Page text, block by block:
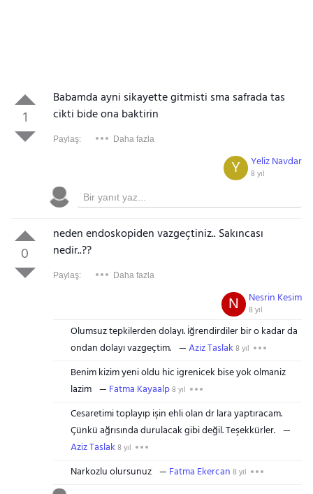
1
Babamda ayni sikayette gitmisti sma safrada tas
cikti bide ona baktirin
Paylaş: Daha fazla
Yeliz Navdar
8 yıl
Y
0
neden endoskopiden vazgeçtiniz.. Sakıncası
nedir..??
Paylaş: Daha fazla
Nesrin Kesim
8 yıl
N
Olumsuz tepkilerden dolayı. İğrendirdiler bir o kadar da
ondan dolayı vazgeçtim.
Aziz Taslak 8 yıl
Benim kizim yeni oldu hic igrenicek bise yok olmaniz
lazim
Fatma Kayaalp8 yıl
Cesaretimi toplayıp işin ehli olan dr lara yaptıracam.
Çünkü ağrısında durulacak gibi değil. Teşekkürler.
Aziz Taslak 8 yıl
Narkozlu olursunuz Fatma Ekercan 8 yıl